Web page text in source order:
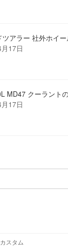
ツアラー 社外ホイ
17日
MD47 クーラント
17日
スタム